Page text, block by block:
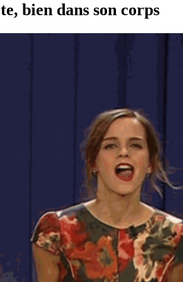
bien dans son corps